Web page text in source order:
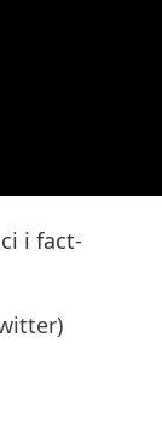
i fact-